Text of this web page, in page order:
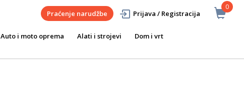
0
Praćenje narudžbe Prijava / Registracija
Auto i moto oprema Alati i strojevi
Dom i vrt